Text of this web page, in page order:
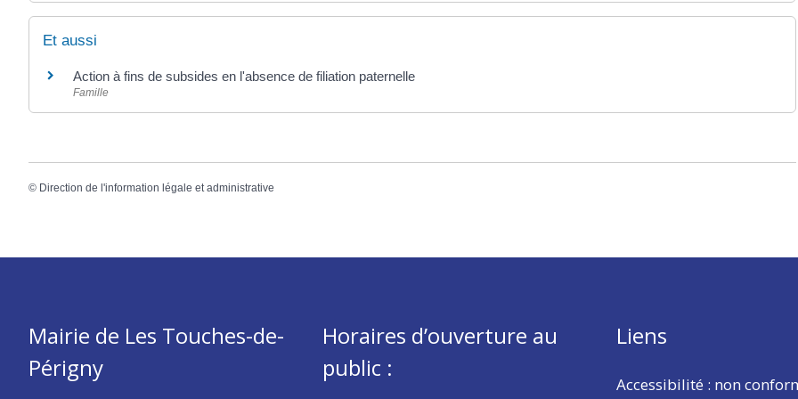
Et aussi
Action à fins de subsides en l'absence de filiation paternelle
Famille
© Direction de l'information légale et administrative
Mairie de Les Touches-de-
Périgny
Horaires d’ouverture au
public :
Liens
Accessibilité : non